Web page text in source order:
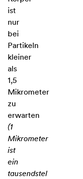
ist
nur
bei
Partikeln
kleiner
als
1,5
Mikrometer
zu
erwarten
(1
Mikrometer
ist
ein
tausendstel